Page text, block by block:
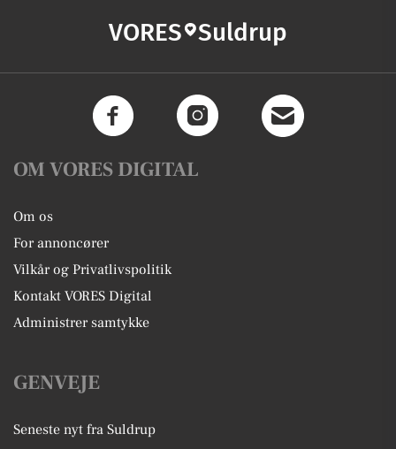
VORES Suldrup
OM VORES DIGITAL
Om os
For annoncører
Vilkår og Privatlivspolitik
Kontakt VORES Digital
Administrer samtykke
GENVEJE
Seneste nyt fra Suldrup